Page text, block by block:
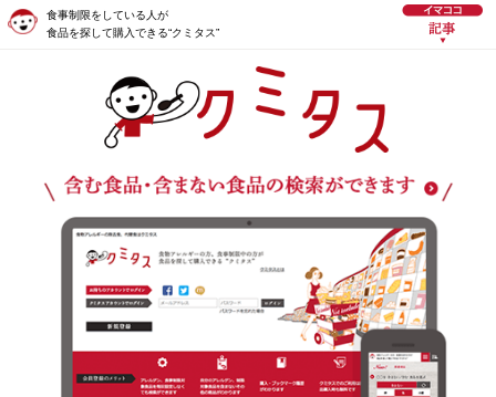
食事制限をしている人が
食品を探して購入できる“クミタス”